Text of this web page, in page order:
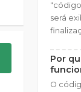
será
Por
O